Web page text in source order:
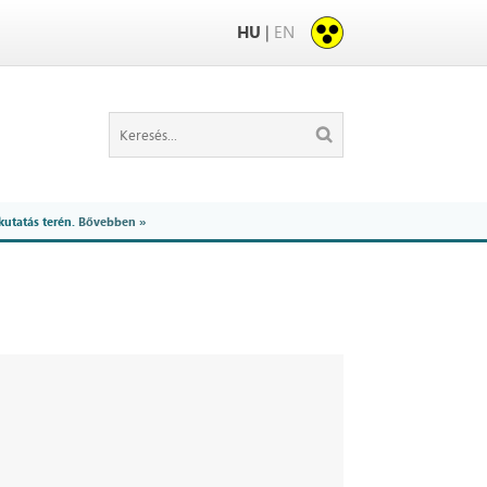
HU | EN
terén. Bővebben »